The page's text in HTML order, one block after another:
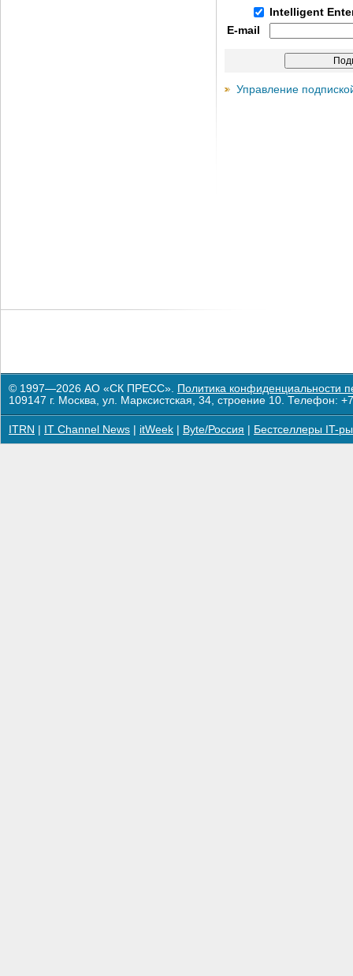
Intelligent
E-mail
Управление
© 1997—2026 АО «СК ПРЕСС». Политика конфиденциальности
109147 г. Москва, ул. Марксистская, 34, строение 10. Телефон:
ITRN IT Channel News itWeek Byte/Россия Бестселлеры IT-